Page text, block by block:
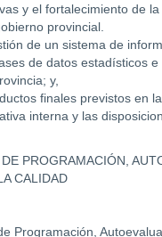
y el fortalecimiento de
provincial.
de un sistema de
de datos estadísticos e
y,
finales previstos en
interna y las
PROGRAMACIÓN,
CALIDAD
Programación,